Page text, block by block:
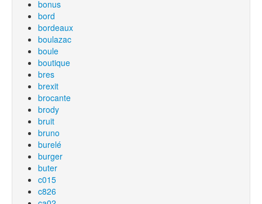
bonus
bord
bordeaux
boulazac
boule
boutique
bres
brexit
brocante
brody
bruit
bruno
burelé
burger
buter
c015
c826